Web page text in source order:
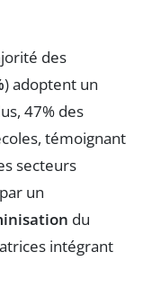
des
) adoptent un
47% des
témoignant
secteurs
un
du
intégrant